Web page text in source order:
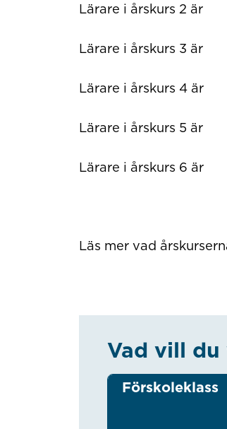
Lärare i årskurs 2 är
Lärare i årskurs 3 är
Lärare i årskurs 4 är
Lärare i årskurs 5 är
Lärare i årskurs 6 är
Läs mer vad
Vad vill du
Förskoleklass